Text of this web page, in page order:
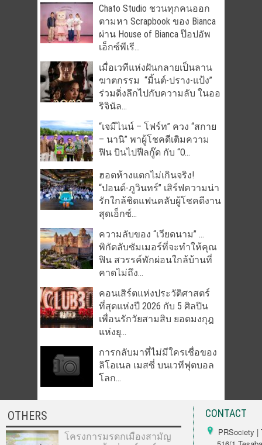
Chato Studio ชวนทุกคนออก
ตามหา Scrapbook ของ Bianca
ผ่าน House of Bianca ป๊อปอัพ
เอ็กซ์พีเรี...
เมื่อเวทีแห่งฝันกลายเป็นลาน
ฆาตกรรม “มิ้นต์-ปราง-แป้ง”
ร่วมดิ่งลึกไปกับความลับ ในออ
ริจินัล...
“เจมีไนน์ – โฟร์ท” ควง “สกาย
– นานิ” พาผู้โชคดีเติมความ
ฟิน บินไปฟีลกู๊ด กับ “O...
ฮอตห้างแตกไม่เกินจริง!
“ปอนด์-ภูวินทร์” เสิร์ฟความน่า
รักใกล้ชิดแฟนคลับผู้โชคดีงาน
สุดเอ็กซ์...
ความลับของ “เวียดนาม” …
พิกัดลับซัมเมอร์ที่จะทำให้คุณ
ฟิน สวรรค์พักผ่อนใกล้บ้านที่
คาดไม่ถึง...
คอนเสิร์ตแห่งประวัติศาสตร์
ที่สุดแห่งปี 2026 กับ 5 ศิลปิน
เพื่อนรักวัยสามสิบ ยอดมงกุฎ
แห่งยุ...
การกลับมาที่ไม่มีใครเชื่อของ
ลิโอเนล เมสซี่ บนเวทีฟุตบอล
โลก...
OTHERS
โครงการมรดกเมืองสามัญ
CONTACT
PRSociety |